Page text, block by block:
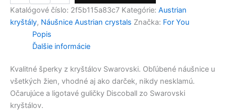
Katalógové číslo: 2f5b115a83c7 Kategórie: Austrian
kryštály, Náušnice Austrian crystals Značka: For You
Popis
Ďalšie informácie
Kvalitné šperky z kryštálov Swarovski. Obľúbené náušnice u
všetkých žien, vhodné aj ako darček, nikdy nesklamú.
Očarujúce a ligotavé guličky Discoball zo Swarovski
kryštálov.